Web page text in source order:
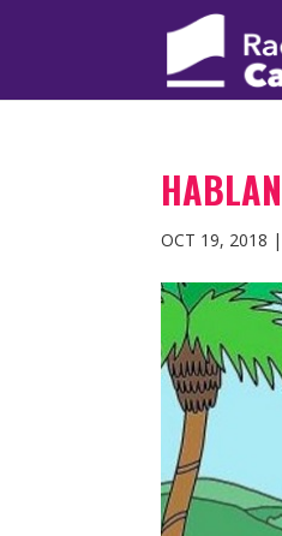
OCT 19, 2018 |